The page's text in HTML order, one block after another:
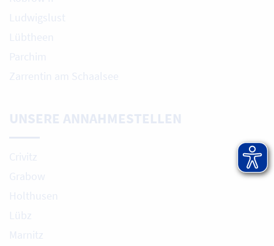
Ludwigslust
Lübtheen
Parchim
Zarrentin am Schaalsee
UNSERE ANNAHMESTELLEN
Crivitz
Grabow
Holthusen
Lübz
Marnitz